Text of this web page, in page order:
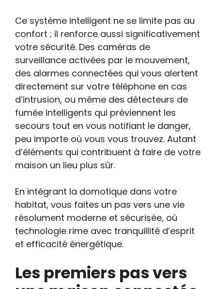
Ce système intelligent ne se limite pas au
confort ; il renforce aussi significativement
votre sécurité. Des caméras de
surveillance activées par le mouvement,
des alarmes connectées qui vous alertent
directement sur votre téléphone en cas
d’intrusion, ou même des détecteurs de
fumée intelligents qui préviennent les
secours tout en vous notifiant le danger,
peu importe où vous vous trouvez. Autant
d’éléments qui contribuent à faire de votre
maison un lieu plus sûr.
En intégrant la domotique dans votre
habitat, vous faites un pas vers une vie
résolument moderne et sécurisée, où
technologie rime avec tranquillité d’esprit
et efficacité énergétique.
Les premiers pas vers